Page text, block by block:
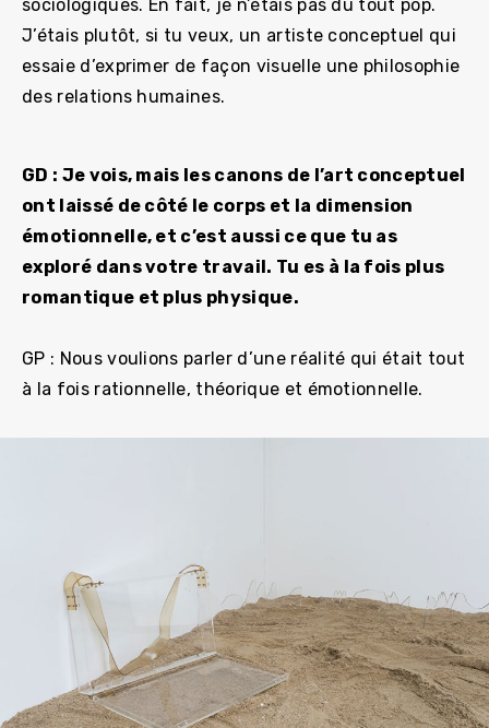
sociologiques. En fait, je n’étais pas du tout pop.
J’étais plutôt, si tu veux, un artiste conceptuel qui
essaie d’exprimer de façon visuelle une philosophie
des relations humaines.
GD : Je vois, mais les canons de l’art conceptuel
ont laissé de côté le corps et la dimension
émotionnelle, et c’est aussi ce que tu as
exploré dans votre travail. Tu es à la fois plus
romantique et plus physique.
GP : Nous voulions parler d’une réalité qui était tout
à la fois rationnelle, théorique et émotionnelle.